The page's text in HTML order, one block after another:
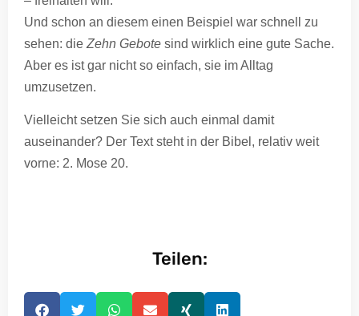
Und schon an diesem einen Beispiel war schnell zu
sehen: die Zehn Gebote sind wirklich eine gute Sache.
Aber es ist gar nicht so einfach, sie im Alltag
umzusetzen.
Vielleicht setzen Sie sich auch einmal damit
auseinander? Der Text steht in der Bibel, relativ weit
vorne: 2. Mose 20.
Teilen: